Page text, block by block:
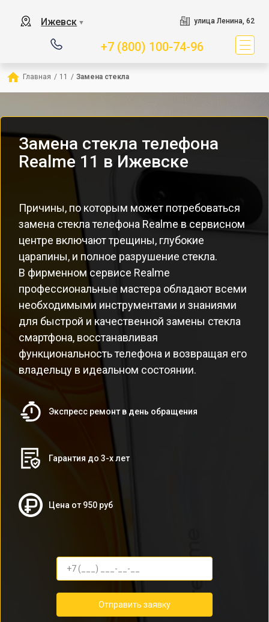
Ижевск ▼ улица Ленина, 62
+7 (800) 100-74-96
Главная / 11 / Замена стекла
Замена стекла телефона
Realme 11 в Ижевске
Причины, по которым может потребоваться
замена стекла телефона Realme в сервисном
центре включают трещины, глубокие
царапины, и полное разрушение стекла.
В фирменном сервисе Realme
профессиональные мастера обладают всеми
необходимыми инструментами и знаниями
для быстрой и качественной замены стекла
смартфона, восстанавливая
функциональность телефона и возвращая его
владельцу в идеальном состоянии.
Экспресс ремонт в день обращения
Гарантия до 3-х лет
Цена от 950 руб
Отправить заявку